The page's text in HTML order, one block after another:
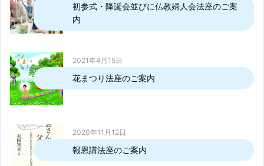
初参式・降誕会並びに仏教婦人会法座のご案
内
2021年4月15日
花まつり法座のご案内
2020年11月12日
報恩講法座のご案内